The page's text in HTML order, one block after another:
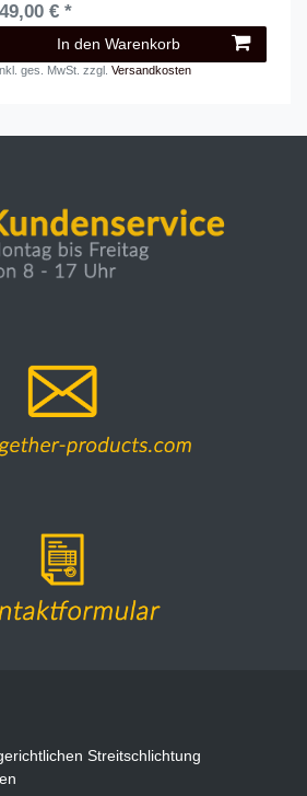
€ *
In den Warenkorb
ges. MwSt. zzgl.Versandkosten
Streitschlichtung